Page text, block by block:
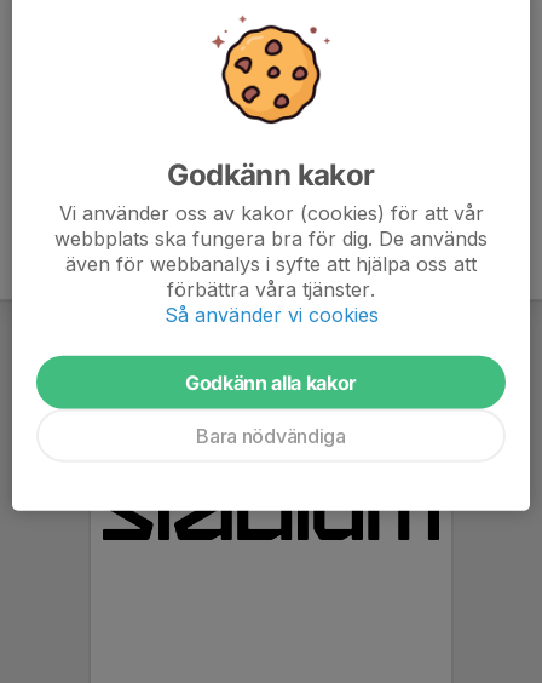
Godkänn kakor
Vi använder oss av kakor (cookies) för att vår
webbplats ska fungera bra för dig. De används
även för webbanalys i syfte att hjälpa oss att
förbättra våra tjänster.
Så använder vi cookies
Godkänn alla kakor
Bara nödvändiga